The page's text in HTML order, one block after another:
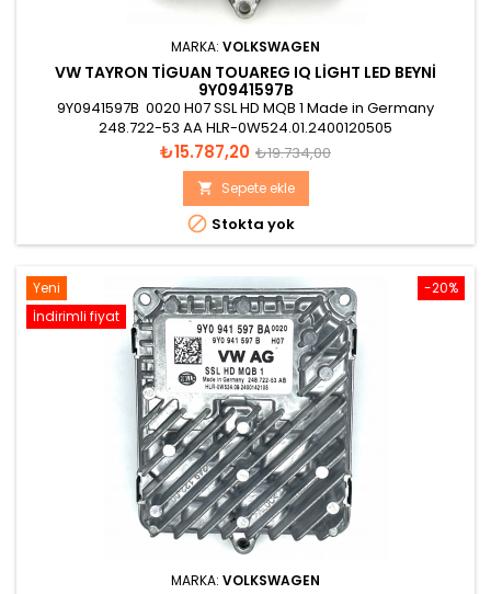
MARKA: VOLKSWAGEN
VW TAYRON TIGUAN TOUAREG IQ LIGHT LED BEYNI
9Y0941597B
9Y0941597B 0020 H07 SSL HD MQB 1 Made in Germany
248.722-53 AA HLR-0W524.01.2400120505
Fiyat
₺15.787,20 Normal
fiyat
₺19.734,00
 Sepete ekle
 Stokta yok
-20%
Yeni
İndirimli fiyat
MARKA: VOLKSWAGEN